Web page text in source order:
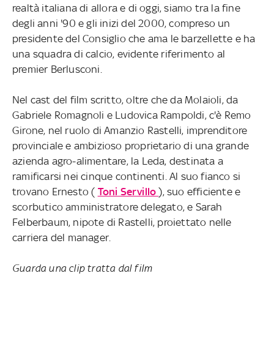
realtà italiana di allora e di oggi, siamo tra la fine
degli anni '90 e gli inizi del 2000, compreso un
presidente del Consiglio che ama le barzellette e ha
una squadra di calcio, evidente riferimento al
premier Berlusconi.
Nel cast del film scritto, oltre che da Molaioli, da
Gabriele Romagnoli e Ludovica Rampoldi, c'è Remo
Girone, nel ruolo di Amanzio Rastelli, imprenditore
provinciale e ambizioso proprietario di una grande
azienda agro-alimentare, la Leda, destinata a
ramificarsi nei cinque continenti. Al suo fianco si
trovano Ernesto ( Toni Servillo), suo efficiente e
scorbutico amministratore delegato, e Sarah
Felberbaum, nipote di Rastelli, proiettato nelle
carriera del manager.
Guarda una clip tratta dal film